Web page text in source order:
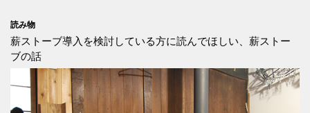
読み物
薪ストーブ導入を検討している方に読んでほしい、薪ストー
ブの話